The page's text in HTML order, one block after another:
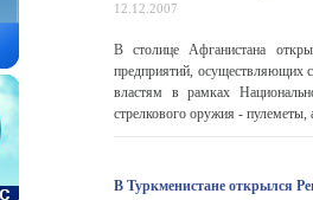
12.12.2007
В столице Афганистана
предприятий, осуществляющих
властям в рамках
стрелкового оружия - пулеметы,
В Туркменистане открылся